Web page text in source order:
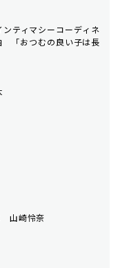
ティマシーコーディネ
「おつむの良い子は長
山崎怜奈